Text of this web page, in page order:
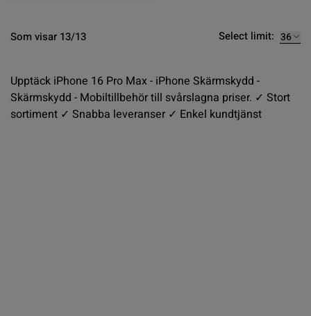
Som visar 13/13 Select limit:
Upptäck iPhone 16 Pro Max - iPhone Skärmskydd -
Skärmskydd - Mobiltillbehör till svårslagna priser. ✓ Stort
sortiment ✓ Snabba leveranser ✓ Enkel kundtjänst